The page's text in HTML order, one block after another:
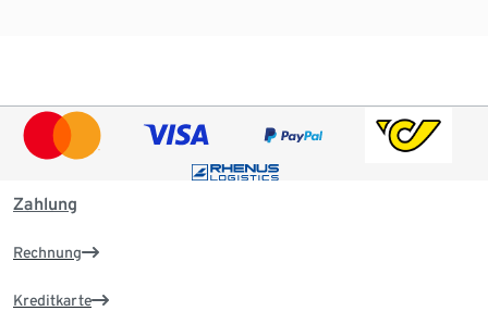
Zahlung
Rechnung
Kreditkarte